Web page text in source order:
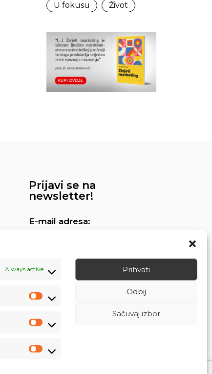
Always active Prihvati
Odbij
Sačuvaj izbor
U fokusu
Život
Prijavi se na
newsletter!
E-mail adresa: